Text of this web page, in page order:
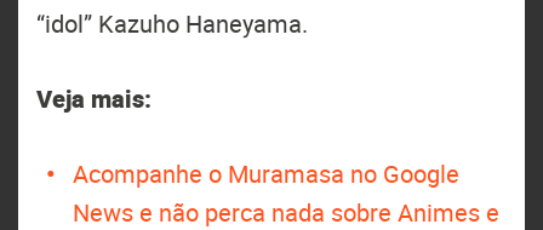
“idol” Kazuho Haneyama.
Veja mais:
Acompanhe o Muramasa no Google
News e não perca nada sobre Animes e